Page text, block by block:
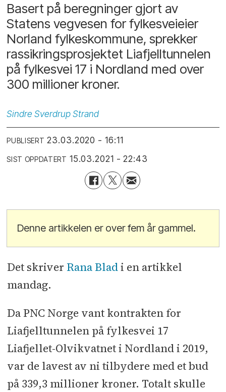
Basert på beregninger gjort av
Statens vegvesen for fylkesveieier
Norland fylkeskommune, sprekker
rassikringsprosjektet Liafjelltunnelen
på fylkesvei 17 i Nordland med over
300 millioner kroner.
Sindre Sverdrup Strand
PUBLISERT 23.03.2020 - 16:11
SIST OPPDATERT 15.03.2021 - 22:43
Denne artikkelen er over fem år gammel.
Det skriver Rana Bladi en artikkel
mandag.
Da PNC Norge vant kontrakten for
Liafjelltunnelen på fylkesvei 17
Liafjellet-Olvikvatnet i Nordland i 2019,
var de lavest av ni tilbydere med et bud
på 339,3 millioner kroner. Totalt skulle